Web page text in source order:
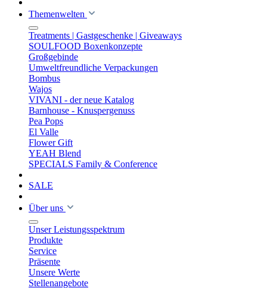
Themenwelten
Treatments | Gastgeschenke | Giveaways
SOULFOOD Boxenkonzepte
Großgebinde
Umweltfreundliche Verpackungen
Bombus
Wajos
VIVANI - der neue Katalog
Barnhouse - Knuspergenuss
Pea Pops
El Valle
Flower Gift
YEAH Blend
SPECIALS Family & Conference
SALE
Über uns
Unser Leistungsspektrum
Produkte
Service
Präsente
Unsere Werte
Stellenangebote